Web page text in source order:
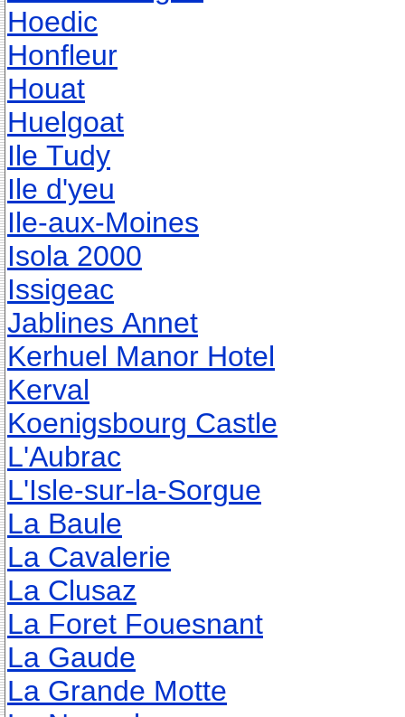
Hoedic
Honfleur
Houat
Huelgoat
Ile Tudy
Ile d'yeu
Ile-aux-Moines
Isola 2000
Issigeac
Jablines Annet
Kerhuel Manor Hotel
Kerval
Koenigsbourg Castle
L'Aubrac
L'Isle-sur-la-Sorgue
La Baule
La Cavalerie
La Clusaz
La Foret Fouesnant
La Gaude
La Grande Motte